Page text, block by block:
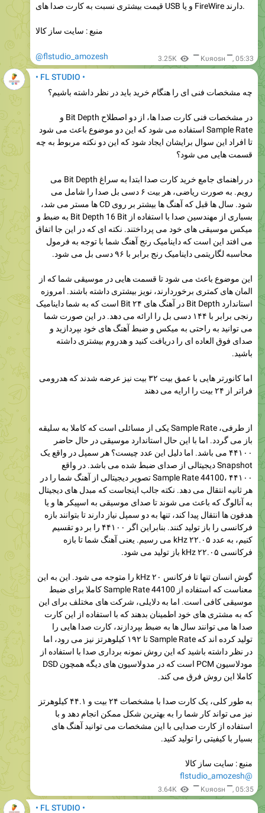
قیمت بیشتری نسبت به کارت صدا های USB و یا FireWire دارند.
منبع : سایت ساز کالا
@flstudio_amozesh 3.25K ▔ Kυяosн ▔, 05:33
• FL STUDIO •
چه مشخصات فنی ای را هنگام خرید باید در نظر داشته باشیم؟
در مشخصات فنی کارت صدا ها، از دو اصطلاح Bit Depth و
Sample Rate استفاده می شود که این دو موضوع باعث می شود
تا افراد این سوال برایشان ایجاد شود که این دو نکته مربوط به چه
قسمت هایی می شود؟
در راهنمای جامع خرید کارت صدا ابتدا به سراغ Bit Depth می
رویم. به صورت ریاضی، هر بیت ۶ دسی بل صدا را شامل می
شود. سال ها قبل که آهنگ ها بیشتر بر روی CD ها مستر می شد،
بسیاری از مهندسین صدا با استفاده از Bit Depth 16 Bit به ضبط و
میکس موسیقی های خود می پرداختند. نکته ای که در این جا اتفاق
می افتد این است که داینامیک رنج آهنگ شما با توجه به فرمول
محاسبه لگاریتمی داینامیک رنج برابر با ۹۶ دسی بل می شود.
این موضوع باعث می شود تا قسمت هایی در موسیقی شما که از
المان های کمتری برخوردارند، نویز بیشتری داشته باشند. امروزه
استاندارد Bit Depth در آهنگ های ۲۴ Bit است که به شما داینامیک
رنجی برابر با ۱۴۴ دسی بل را ارائه می دهد. در این صورت شما
می توانید به راحتی به میکس و ضبط آهنگ های خود بپردازید و
صدای فوق العاده ای را دریافت کنید و هدروم بیشتری داشته
باشید.
اما کانورتر هایی با عمق بیت ۳۲ بیت نیز عرضه شدند که هدرومی
فراتر از ۲۴ بیت را ارایه می دهند
از طرفی، Sample Rate یکی از مسائلی است که کاملا به سلیقه
باز می گردد. اما با این حال استاندارد موسیقی در حال حاضر
۴۴۱۰۰ می باشد. اما دلیل این عدد چیست؟ هر سمپل در واقع یک
Snapshot دیجیتالی از صدای ضبط شده می باشد. در واقع
Sample Rate 44100، ۴۴۱۰۰ تصویر دیجیتالی از آهنگ شما را در
هر ثانیه انتقال می دهد. نکته جالب اینجاست که مبدل های دیجیتال
به آنالوگ که باعث می شوند تا صدای موسیقی به اسپیکر ها و یا
هدفون ها انتقال پیدا کند، تنها به دو سمپل نیاز دارند تا بتوانند بازه
فرکانسی را باز تولید کنند. بنابراین اگر ۴۴۱۰۰ را بر دو تقسیم
کنیم، به عدد ۲۲.۰۵ kHz می رسیم. یعنی آهنگ شما تا بازه
فرکانسی ۲۲.۰۵ kHz باز تولید می شود.
گوش انسان تنها تا فرکانس ۲۰ kHz را متوجه می شود. این به این
معناست که استفاده از Sample Rate 44100 کاملا برای ضبط
موسیقی کافی است. اما به دلایلی، شرکت های مختلف برای این
که به مشتری های خود اطمینان بدهند که با استفاده از این کارت
صدا ها می توانند سال ها به ضبط بپردازند، کارت صدا هایی را
تولید کرده اند که Sample Rate تا ۱۹۲ کیلوهرتز نیز می رود، اما
در نظر داشته باشید که این روش نمونه برداری صدا با استفاده از
مودلاسیون PCM است که در مدولاسیون های دیگه همچون DSD
کاملا این روش فرق می کند.
به طور کلی، یک کارت صدا با مشخصات ۲۴ بیت و ۴۴.۱ کیلوهرتز
نیز می تواند کار شما را به بهترین شکل ممکن انجام دهد و با
استفاده از کارت صدایی با این مشخصات می توانید آهنگ های
بسیار با کیفیتی را تولید کنید.
منبع : سایت ساز کالا
@flstudio_amozesh
3.64K ▔ Kυяosн ▔, 05:35
• FL STUDIO •